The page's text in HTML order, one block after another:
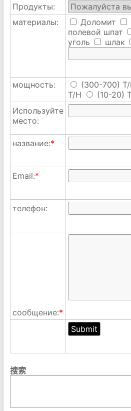
Продукты:
материалы:
Доломит
полевой шпат
уголь
шлак
мощность: (300-700) T/
T/H
(10-20)
Используйте
место:
название:*
Email:*
телефон:
сообщение:*
搜索